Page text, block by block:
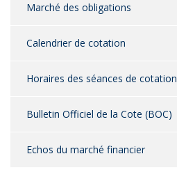
Marché des obligations
Calendrier de cotation
Horaires des séances de cotation
Bulletin Officiel de la Cote (BOC)
Echos du marché financier